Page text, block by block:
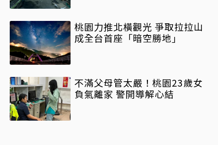
桃園力推北橫觀光 爭取拉拉山
成全台首座「暗空勝地」
不滿父母管太嚴！桃園23歲女
負氣離家 警開導解心結